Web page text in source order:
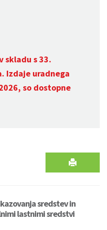
skladu s 33.
Izdaje uradnega
so dostopne
sredstev in
lastnimi sredstvi